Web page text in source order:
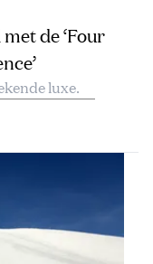
de ‘Four
luxe.